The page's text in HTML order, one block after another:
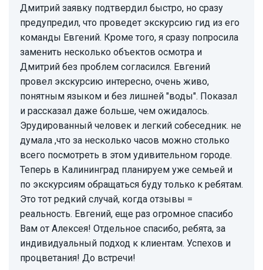
Дмитрий заявку подтвердил быстро, но сразу
предупредил, что проведет экскурсию гид из его
команды Евгений. Кроме того, я сразу попросила
заменить несколько объектов осмотра и
Дмитрий без проблем согласился. Евгений
провел экскурсию интересно, очень живо,
понятным языком и без лишней "воды". Показал
и рассказал даже больше, чем ожидалось.
Эрудированный человек и легкий собеседник. не
думала ,что за несколько часов можно столько
всего посмотреть в этом удивительном городе.
Теперь в Калининград планируем уже семьей и
по экскурсиям обращаться буду только к ребятам.
Это тот редкий случай, когда отзывы =
реальность. Евгений, еще раз огромное спасибо
Вам от Алексея! Отдельное спасибо, ребята, за
индивидуальный подход к клиентам. Успехов и
процветания! До встречи!